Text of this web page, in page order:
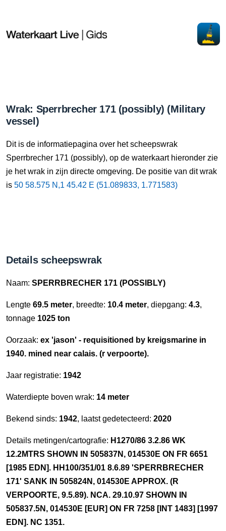
Wrak: Sperrbrecher 171 (possibly) (Military
vessel)
Dit is de informatiepagina over het scheepswrak
Sperrbrecher 171 (possibly), op de waterkaart hieronder zie
je het wrak in zijn directe omgeving. De positie van dit wrak
is 50 58.575 N,1 45.42 E (51.089833, 1.771583)
Details scheepswrak
Naam: SPERRBRECHER 171 (POSSIBLY)
Lengte 69.5 meter, breedte: 10.4 meter, diepgang: 4.3,
tonnage 1025 ton
Oorzaak: ex 'jason' - requisitioned by kreigsmarine in
1940. mined near calais. (r verpoorte).
Jaar registratie: 1942
Waterdiepte boven wrak: 14 meter
Bekend sinds: 1942, laatst gedetecteerd: 2020
Details metingen/cartografie: H1270/86 3.2.86 WK
12.2MTRS SHOWN IN 505837N, 014530E ON FR 6651
[1985 EDN]. HH100/351/01 8.6.89 'SPERRBRECHER
171' SANK IN 505824N, 014530E APPROX. (R
VERPOORTE, 9.5.89). NCA. 29.10.97 SHOWN IN
505837.5N, 014530E [EUR] ON FR 7258 [INT 1483] [1997
EDN]. NC 1351.